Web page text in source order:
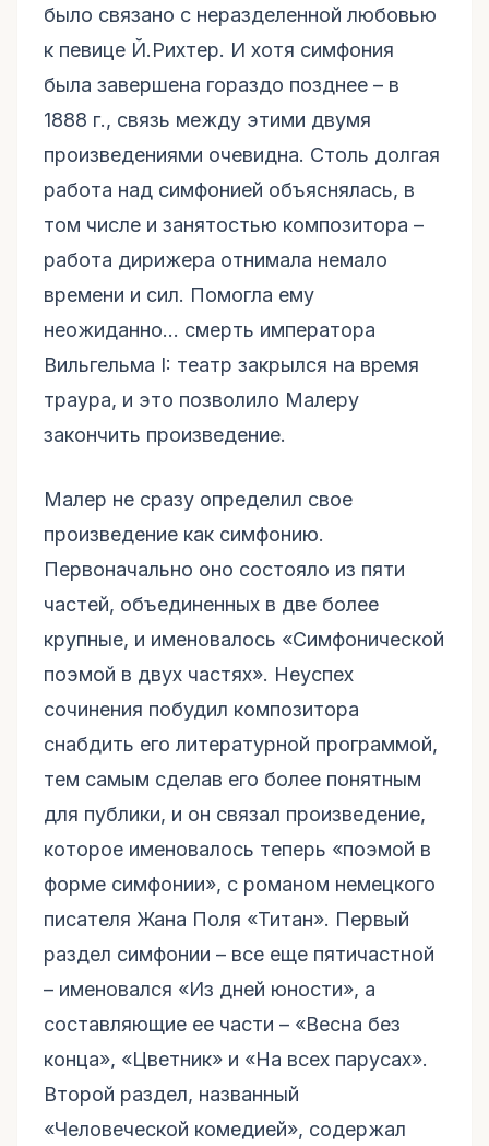
было связано с неразделенной любовью
к певице Й.Рихтер. И хотя симфония
была завершена гораздо позднее – в
1888 г., связь между этими двумя
произведениями очевидна. Столь долгая
работа над симфонией объяснялась, в
том числе и занятостью композитора –
работа дирижера отнимала немало
времени и сил. Помогла ему
неожиданно… смерть императора
Вильгельма I: театр закрылся на время
траура, и это позволило Малеру
закончить произведение.
Малер не сразу определил свое
произведение как симфонию.
Первоначально оно состояло из пяти
частей, объединенных в две более
крупные, и именовалось «Симфонической
поэмой в двух частях». Неуспех
сочинения побудил композитора
снабдить его литературной программой,
тем самым сделав его более понятным
для публики, и он связал произведение,
которое именовалось теперь «поэмой в
форме симфонии», с романом немецкого
писателя Жана Поля «Титан». Первый
раздел симфонии – все еще пятичастной
– именовался «Из дней юности», а
составляющие ее части – «Весна без
конца», «Цветник» и «На всех парусах».
Второй раздел, названный
«Человеческой комедией», содержал